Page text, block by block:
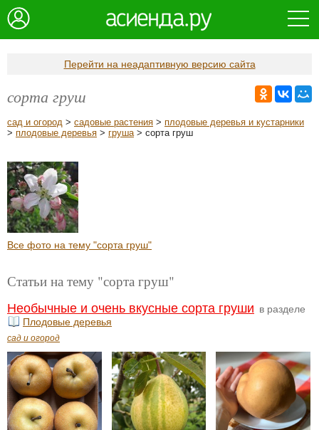
Перейти на неадаптивную версию сайта
сорта груш
сад и огород > садовые растения > плодовые деревья и кустарники
> плодовые деревья > груша> сорта груш
Все фото на тему "сорта груш"
Статьи на тему "сорта груш"
Необычные и очень вкусные сорта груши в разделе
Плодовые деревья
сад и огород